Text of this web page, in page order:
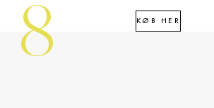
KØB HER
8